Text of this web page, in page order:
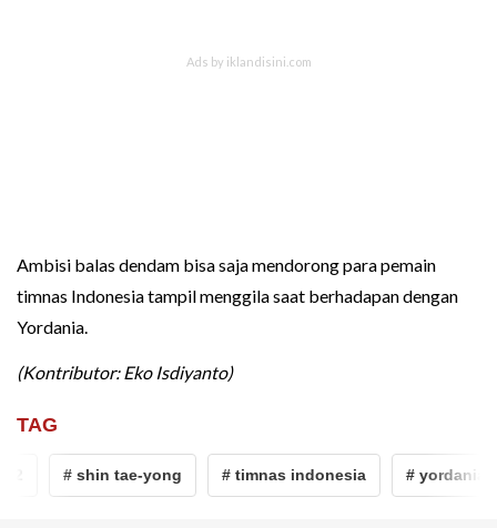
Ambisi balas dendam bisa saja mendorong para pemain
timnas Indonesia tampil menggila saat berhadapan dengan
Yordania.
(Kontributor: Eko Isdiyanto)
TAG
# shin tae-yong # timnas indonesia # yordania